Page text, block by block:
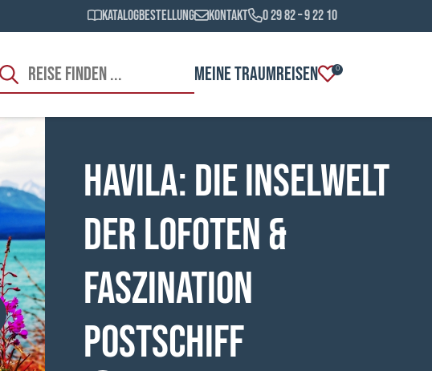
Katalogbestellung Kontakt 0 29 82 – 9 22 10
MEINE TRAUMREISEN 0
HAVILA: Die Inselwelt
der Lofoten &
Faszination
Postschiff